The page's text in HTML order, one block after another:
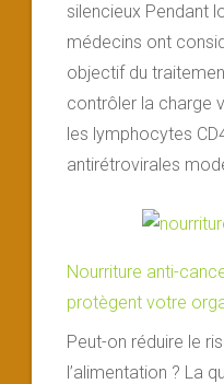
silencieux Pendant
médecins ont
objectif du
contrôler la charge
les lymphocytes
antirétrovirales
Nourriture anti-
protègent votre
Peut-on réduire le
l’alimentation ? La